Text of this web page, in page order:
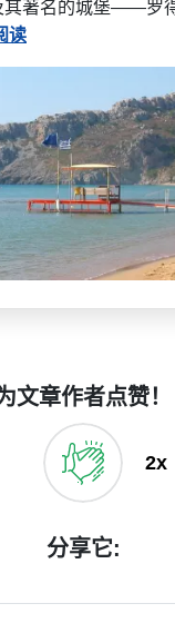
其著名的城堡——罗
读
文章作者点赞！
2x
分享它: